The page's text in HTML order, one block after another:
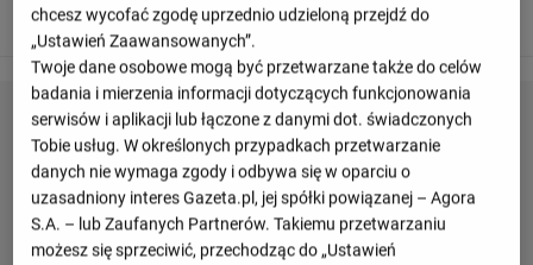
Felix Klaus otrzymuje żółtą kartkę od sędziego.
chcesz wycofać zgodę uprzednio udzieloną przejdź do
„Ustawień Zaawansowanych”.
Twoje dane osobowe mogą być przetwarzane także do celów
badania i mierzenia informacji dotyczących funkcjonowania
serwisów i aplikacji lub łączone z danymi dot. świadczonych
Tobie usług. W określonych przypadkach przetwarzanie
danych nie wymaga zgody i odbywa się w oparciu o
uzasadniony interes Gazeta.pl, jej spółki powiązanej – Agora
S.A. – lub Zaufanych Partnerów. Takiemu przetwarzaniu
możesz się sprzeciwić, przechodząc do „Ustawień